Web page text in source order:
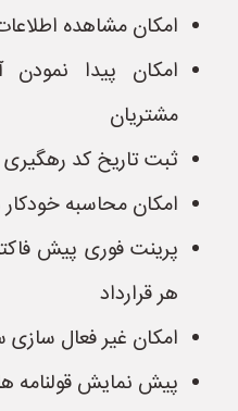
امکان مشاهده
امکان پیدا نمودن
مشتریان
ثبت تاریخ کد رهگیری
امکان محاسبه
پرینت فوری پیش
هر قرارداد
امکان غیر فعال سازی
پیش نمایش قولنامه